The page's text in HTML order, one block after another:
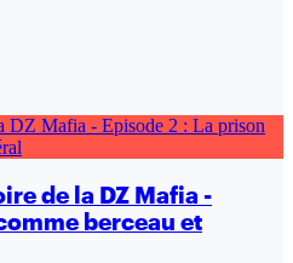
de la DZ Mafia -
berceau et